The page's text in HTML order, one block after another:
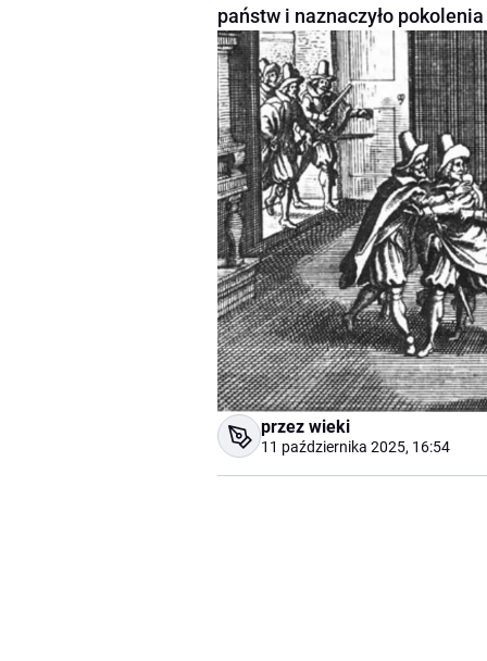
państw i naznaczyło
przez wieki
11 października 2025, 16:54